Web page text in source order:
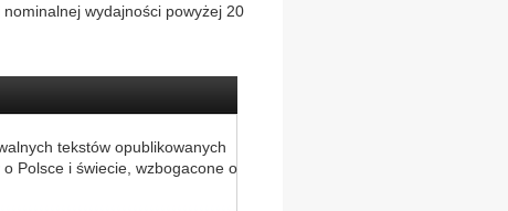
wydajności powyżej 20
tekstów opublikowanych
Polsce i świecie, wzbogacone o